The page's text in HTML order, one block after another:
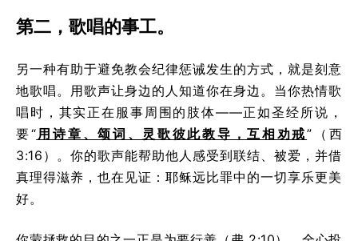
第二，歌唱的事工。
另一种有助于避免教会纪律惩诫发生的方式，就是刻意
地歌唱。用歌声让身边的人知道你在身边。当你热情歌
唱时，其实正在服事周围的肢体——正如圣经所说，
要“ 用诗章、颂词、灵歌彼此教导，互相劝戒”（西
3:16）。你的歌声能帮助他人感受到联结、被爱，并借
真理得滋养，也在见证：耶稣远比罪中的一切享乐更美
好。